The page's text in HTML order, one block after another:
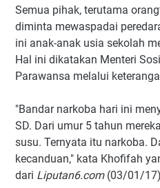
Semua pihak, terutama
diminta mewaspadai
ini anak-anak usia sekolah
Hal ini dikatakan Menteri
Parawansa melalui
"Bandar narkoba hari ini
SD. Dari umur 5 tahun
susu. Ternyata itu narkoba.
kecanduan," kata Khofifah
dari Liputan6.com(03/01/